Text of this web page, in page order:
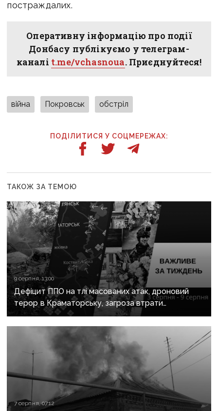
постраждалих.
Оперативну інформацію про події
Донбасу публікуємо у телеграм-
каналі t.me/vchasnoua. Приєднуйтеся!
війна Покровськ обстріл
ПОДІЛИТИСЯ У СОЦМЕРЕЖАХ:
ТАКОЖ ЗА ТЕМОЮ
9 серпня, 13:00
Дефіцит ППО на тлі масованих атак, дроновий
терор в Краматорську, загроза втрати
Костянтинівки та прощання з Олексієм Юковим:
важливе за тиждень
7 серпня, 07:12